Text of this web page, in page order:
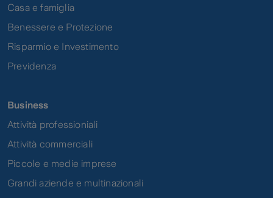
Casa e famiglia
Benessere e Protezione
Risparmio e Investimento
Previdenza
Business
Attività professioniali
Attività commerciali
Piccole e medie imprese
Grandi aziende e multinazionali